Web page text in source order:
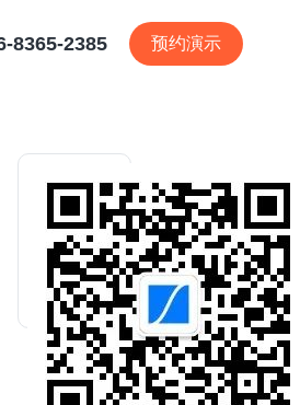
8365-2385 预约演示